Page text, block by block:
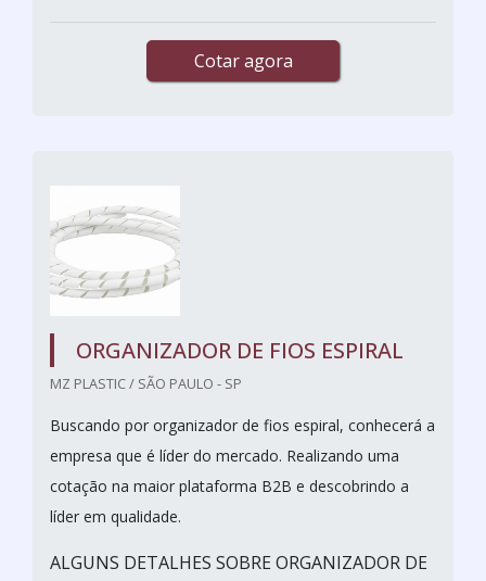
Cotar agora
ORGANIZADOR DE FIOS ESPIRAL
MZ PLASTIC / SÃO PAULO - SP
Buscando por organizador de fios espiral, conhecerá a
empresa que é líder do mercado. Realizando uma
cotação na maior plataforma B2B e descobrindo a
líder em qualidade.
ALGUNS DETALHES SOBRE ORGANIZADOR DE